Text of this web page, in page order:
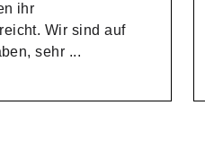
ihr
Wir sind auf
sehr ...